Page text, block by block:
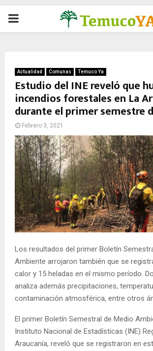
P
M
A
R
Y
M
E
N
U
Actualidad Comunas Temuco Ya
Estudio del INE reveló que
incendios forestales en La
durante el primer semestre
Febrero 3, 2021
Los resultados del primer Boletín
Ambiente arrojaron también que se
calor y 15 heladas en el mismo período.
analiza además precipitaciones,
contaminación atmosférica, entre otros
El primer Boletín Semestral de Medio
Instituto Nacional de Estadísticas (INE)
Araucanía, reveló que se registraron en